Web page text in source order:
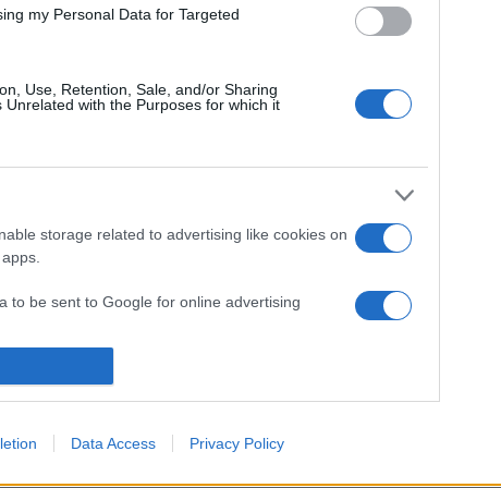
my Personal Data for Targeted
Use, Retention, Sale, and/or Sharing
with the Purposes for which it
storage related to advertising like cookies on
to be sent to Google for online advertising
me personalized advertising.
Data Access Privacy Policy
édesanyja rögzített telefonbeszélgetéseinek részleteivel,
filmjeit idéző pszico-víziókká terebélyesednek ? az első